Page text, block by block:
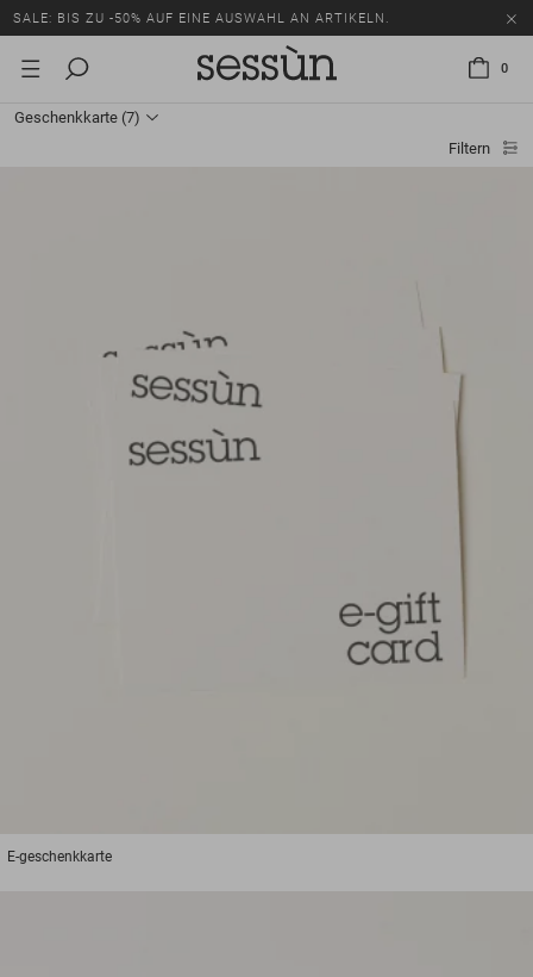
SALE: BIS ZU -50% AUF EINE AUSWAHL AN ARTIKELN.
0
Geschenkkarte (7)
Filtern
E-geschenkkarte